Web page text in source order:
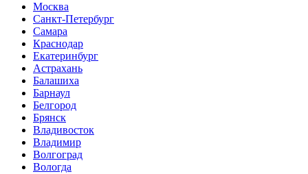
Москва
Санкт-Петербург
Самара
Краснодар
Екатеринбург
Астрахань
Балашиха
Барнаул
Белгород
Брянск
Владивосток
Владимир
Волгоград
Вологда